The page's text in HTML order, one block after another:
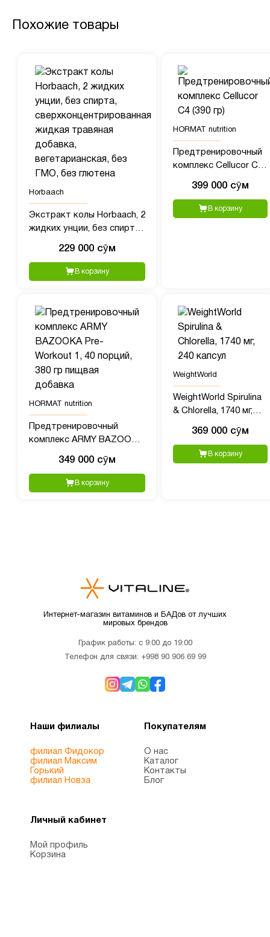
Похожие товары
Horbaach
Экстракт колы Horbaach, 2
жидких унции, без спирта,
жидкая травяная добавка,
вегетарианская, без ГМО,
без глютена
229 000 сӯм
В корзину
HORMAT nutrition
Предтренировочный
комплекс Cellucor C4
399 000 сӯм
В корзину
HORMAT nutrition
Предтренировочный
комплекс ARMY BAZOOKA
380 гр пищвая добавка
349 000 сӯм
В корзину
WeightWorld
WeightWorld Spirulina
& Chlorella, 1740 мг,
369 000 сӯм
В корзину
Интернет-магазин витаминов и БАДов от лучших
мировых брендов
График работы: с 9:00 до 19:00
Телефон для связи: +998 90 906 69 99
Наши филиалы
филиал Фидокор
филиал Максим
Горький
филиал Новза
Покупателям
О нас
Каталог
Контакты
Блог
Личный кабинет
Мой профиль
Корзина